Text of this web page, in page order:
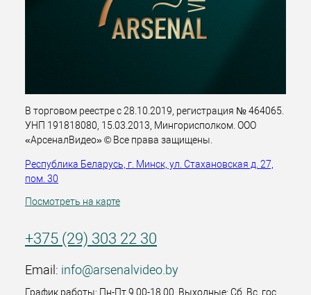
В торговом реестре с 28.10.2019, регистрация № 464065.
УНП 191818080, 15.03.2013, Мингорисполком. ООО
«АрсеналВидео» © Все права защищены.
Республика Беларусь, г. Минск, ул. Стахановская д. 27,
пом. 30
Посмотреть на карте
+375 (29) 303 22 30
Email: info@arsenalvideo.by
График работы: Пн-Пт 9.00-18.00. Выходные: Сб, Вс, гос.